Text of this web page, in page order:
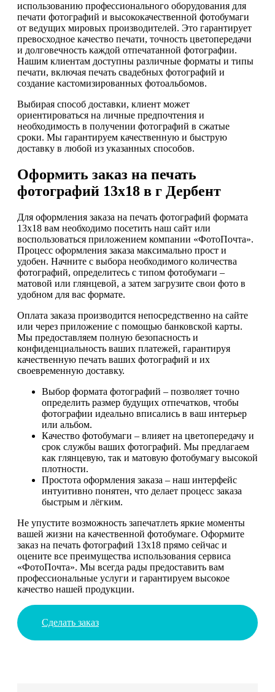
использованию профессионального оборудования для
печати фотографий и высококачественной фотобумаги
от ведущих мировых производителей. Это гарантирует
превосходное качество печати, точность цветопередачи
и долговечность каждой отпечатанной фотографии.
Нашим клиентам доступны различные форматы и типы
печати, включая печать свадебных фотографий и
создание кастомизированных фотоальбомов.
Выбирая способ доставки, клиент может
ориентироваться на личные предпочтения и
необходимость в получении фотографий в сжатые
сроки. Мы гарантируем качественную и быструю
доставку в любой из указанных способов.
Оформить заказ на печать
фотографий 13х18 в г Дербент
Для оформления заказа на печать фотографий формата
13х18 вам необходимо посетить наш сайт или
воспользоваться приложением компании «ФотоПочта».
Процесс оформления заказа максимально прост и
удобен. Начните с выбора необходимого количества
фотографий, определитесь с типом фотобумаги –
матовой или глянцевой, а затем загрузите свои фото в
удобном для вас формате.
Оплата заказа производится непосредственно на сайте
или через приложение с помощью банковской карты.
Мы предоставляем полную безопасность и
конфиденциальность ваших платежей, гарантируя
качественную печать ваших фотографий и их
своевременную доставку.
Выбор формата фотографий – позволяет точно
определить размер будущих отпечатков, чтобы
фотографии идеально вписались в ваш интерьер
или альбом.
Качество фотобумаги – влияет на цветопередачу и
срок службы ваших фотографий. Мы предлагаем
как глянцевую, так и матовую фотобумагу высокой
плотности.
Простота оформления заказа – наш интерфейс
интуитивно понятен, что делает процесс заказа
быстрым и лёгким.
Не упустите возможность запечатлеть яркие моменты
вашей жизни на качественной фотобумаге. Оформите
заказ на печать фотографий 13х18 прямо сейчас и
оцените все преимущества использования сервиса
«ФотоПочта». Мы всегда рады предоставить вам
профессиональные услуги и гарантируем высокое
качество нашей продукции.
Сделать заказ